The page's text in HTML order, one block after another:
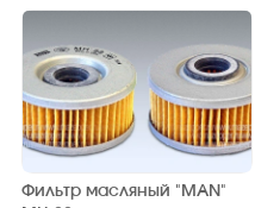
Фильтр масляный "MAN"